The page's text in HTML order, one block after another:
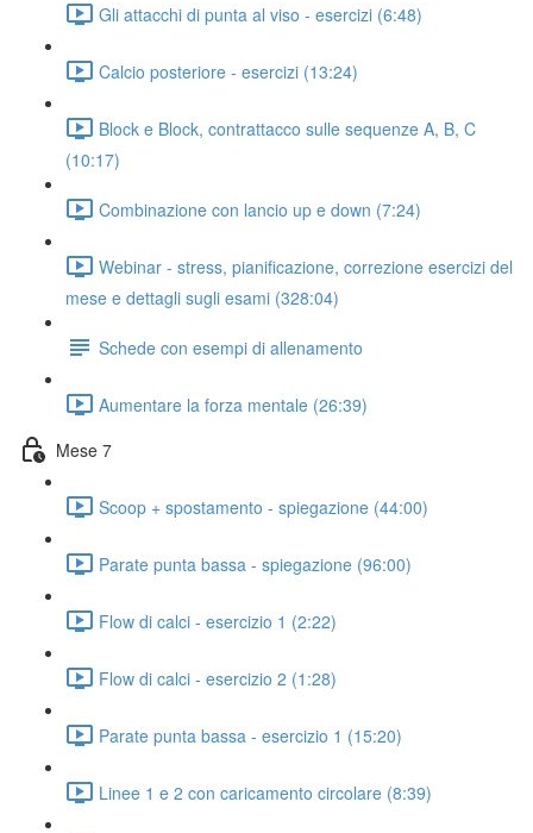
Gli attacchi di punta al viso - esercizi (6:48)
Calcio posteriore - esercizi (13:24)
Block e Block, contrattacco sulle sequenze A, B, C
(10:17)
Combinazione con lancio up e down (7:24)
Webinar - stress, pianificazione, correzione esercizi del
mese e dettagli sugli esami (328:04)
Schede con esempi di allenamento
Aumentare la forza mentale (26:39)
Mese 7
Scoop + spostamento - spiegazione (44:00)
Parate punta bassa - spiegazione (96:00)
Flow di calci - esercizio 1 (2:22)
Flow di calci - esercizio 2 (1:28)
Parate punta bassa - esercizio 1 (15:20)
Linee 1 e 2 con caricamento circolare (8:39)